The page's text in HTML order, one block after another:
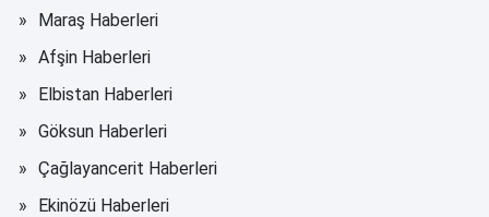
Maraş Haberleri
Afşin Haberleri
Elbistan Haberleri
Göksun Haberleri
Çağlayancerit Haberleri
Ekinözü Haberleri